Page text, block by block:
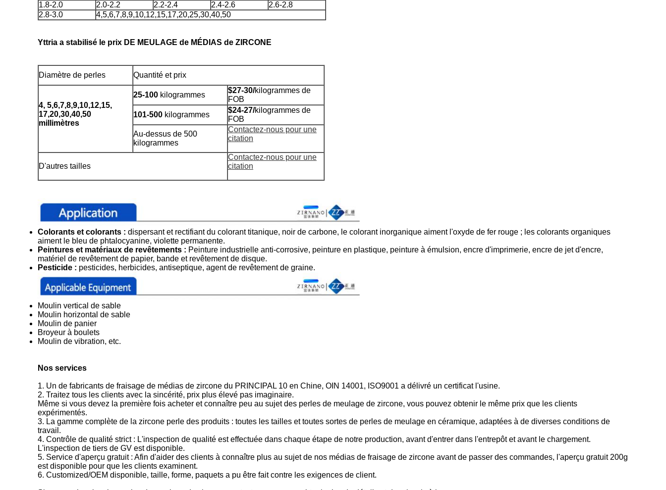
1.8-2.0
2.0-2.2 2.2-2.4 2.4-2.6
2.6-2.8
2.8-3.0
4,5,6,7,8,9,10,12,15,17,20,25,30,40,50
Yttria a stabilisé le prix DE MEULAGE de MÉDIAS de ZIRCONE
Diamètre de perles Quantité et prix
4, 5,6,7,8,9,10,12,15,
17,20,30,40,50
millimètres
25-100 kilogrammes
$27-30/kilogrammes de
FOB
101-500 kilogrammes
$24-27/kilogrammes de
FOB
Au-dessus de 500
kilogrammes
Contactez-nous pour une
citation
D'autres tailles
Contactez-nous pour une
citation
Colorants et colorants : dispersant et rectifiant du colorant titanique, noir de carbone, le colorant inorganique aiment l'oxyde de fer rouge ; les colorants organiques
aiment le bleu de phtalocyanine, violette permanente.
Peintures et matériaux de revêtements : Peinture industrielle anti-corrosive, peinture en plastique, peinture à émulsion, encre d'imprimerie, encre de jet d'encre,
matériel de revêtement de papier, bande et revêtement de disque.
Pesticide : pesticides, herbicides, antiseptique, agent de revêtement de graine.
Moulin vertical de sable
Moulin horizontal de sable
Moulin de panier
Broyeur à boulets
Moulin de vibration, etc.
Nos services
1. Un de fabricants de fraisage de médias de zircone du PRINCIPAL 10 en Chine, OIN 14001, ISO9001 a délivré un certificat l'usine.
2. Traitez tous les clients avec la sincérité, prix plus élevé pas imaginaire.
Même si vous devez la première fois acheter et connaître peu au sujet des perles de meulage de zircone, vous pouvez obtenir le même prix que les clients
expérimentés.
3. La gamme complète de la zircone perle des produits : toutes les tailles et toutes sortes de perles de meulage en céramique, adaptées à de diverses conditions de
travail.
4. Contrôle de qualité strict : L'inspection de qualité est effectuée dans chaque étape de notre production, avant d'entrer dans l'entrepôt et avant le chargement.
L'inspection de tiers de GV est disponible.
5. Service d'aperçu gratuit : Afin d'aider des clients à connaître plus au sujet de nos médias de fraisage de zircone avant de passer des commandes, l'aperçu gratuit 200g
est disponible pour que les clients examinent.
6. Customized/OEM disponible, taille, forme, paquets a pu être fait contre les exigences de client.